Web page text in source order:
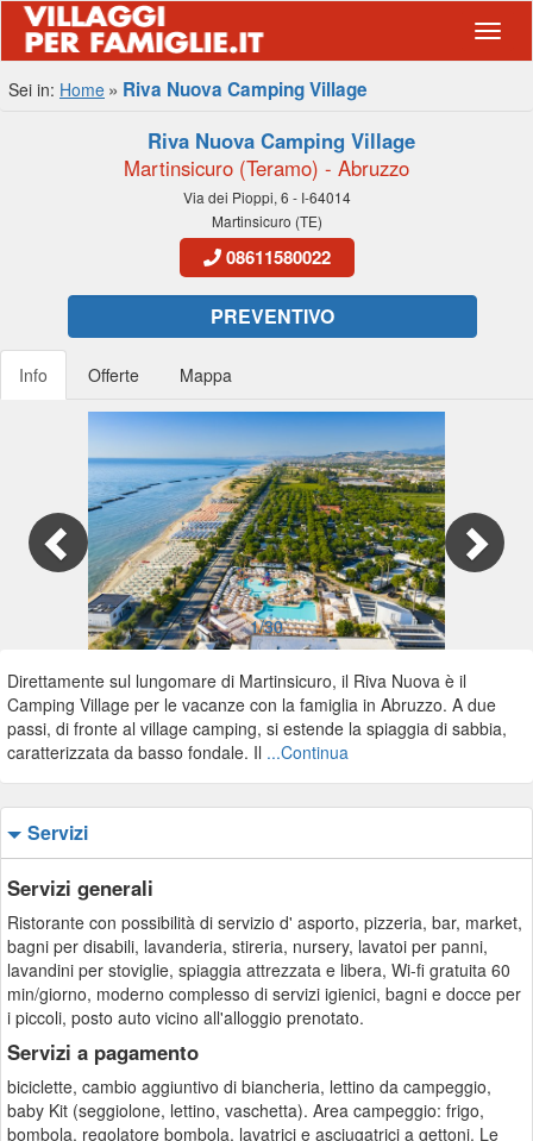
Sei in: Home Riva Nuova Camping Village
Riva Nuova Camping Village
Martinsicuro (Teramo) - Abruzzo
Via dei Pioppi, 6 - I-64014
Martinsicuro (TE)
08611580022
PREVENTIVO
Info Offerte Mappa
1/30
Previous
Direttamente sul lungomare di Martinsicuro, il Riva Nuova è il
Camping Village per le vacanze con la famiglia in Abruzzo. A due
passi, di fronte al village camping, si estende la spiaggia di sabbia,
caratterizzata da basso fondale. Il ...Continua
Servizi
Servizi generali
Ristorante con possibilità di servizio d' asporto, pizzeria, bar, market,
bagni per disabili, lavanderia, stireria, nursery, lavatoi per panni,
lavandini per stoviglie, spiaggia attrezzata e libera, Wi-fi gratuita 60
min/giorno, moderno complesso di servizi igienici, bagni e docce per
i piccoli, posto auto vicino all'alloggio prenotato.
Servizi a pagamento
biciclette, cambio aggiuntivo di biancheria, lettino da campeggio,
baby Kit (seggiolone, lettino, vaschetta). Area campeggio: frigo,
bombola, regolatore bombola, lavatrici e asciugatrici a gettoni. Le